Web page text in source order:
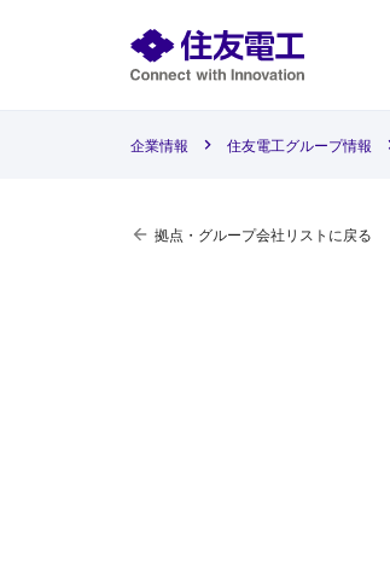
企業情報 住友電工グループ情報
拠点・グループ会社リストに戻る